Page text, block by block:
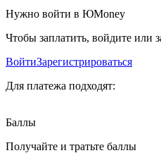
Нужно войти в ЮMoney
Чтобы заплатить, войдите или
ВойтиЗарегистрироваться
Для платежа подходят:
Баллы
Получайте и тратьте баллы